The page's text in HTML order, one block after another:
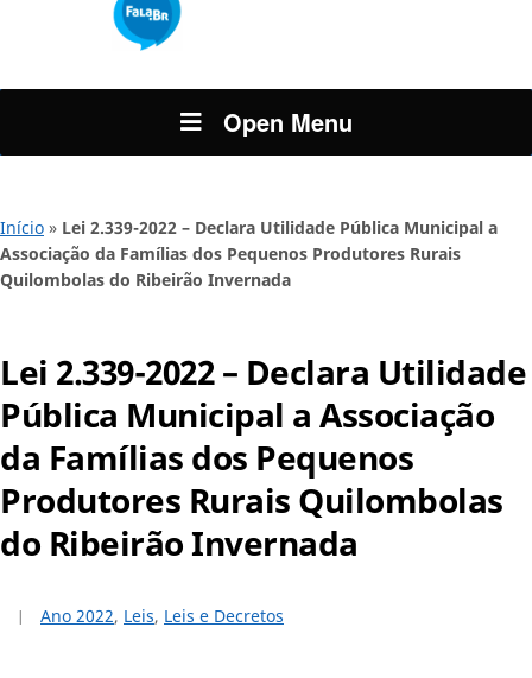
Open Menu
Início » Lei 2.339-2022 – Declara Utilidade Pública Municipal a
Associação da Famílias dos Pequenos Produtores Rurais
Quilombolas do Ribeirão Invernada
Lei 2.339-2022 – Declara Utilidade
Pública Municipal a Associação
da Famílias dos Pequenos
Produtores Rurais Quilombolas
do Ribeirão Invernada
Ano 2022, Leis, Leis e Decretos